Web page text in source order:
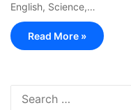
English, Science,…
Read More »